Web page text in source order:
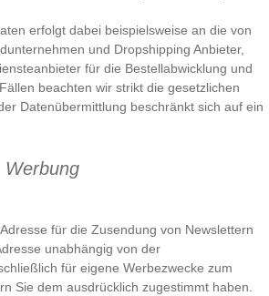
erfolgt dabei beispielsweise an die von
und Dropshipping Anbieter,
für die Bestellabwicklung und
beachten wir strikt die gesetzlichen
Datenübermittlung beschränkt sich auf ein
Werbung
für die Zusendung von Newslettern
unabhängig von der
für eigene Werbezwecke zum
Sie dem ausdrücklich zugestimmt haben.